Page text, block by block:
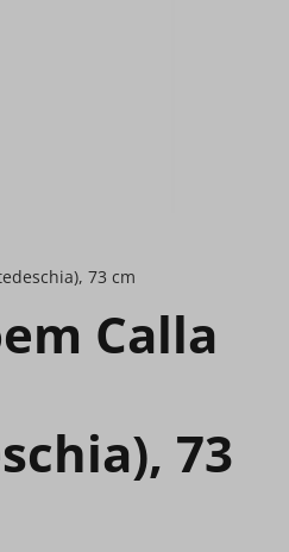
73 cm
Calla
73